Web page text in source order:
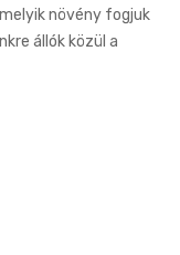
növény fogjuk
állók közül a